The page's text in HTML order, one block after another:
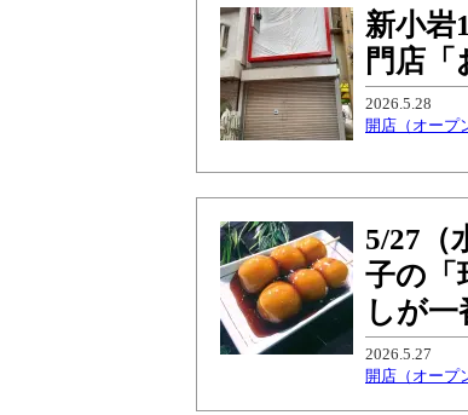
新小岩
門店「
2026.5.28
開店（オープ
5/27（
子の「
しが一
2026.5.27
開店（オープ